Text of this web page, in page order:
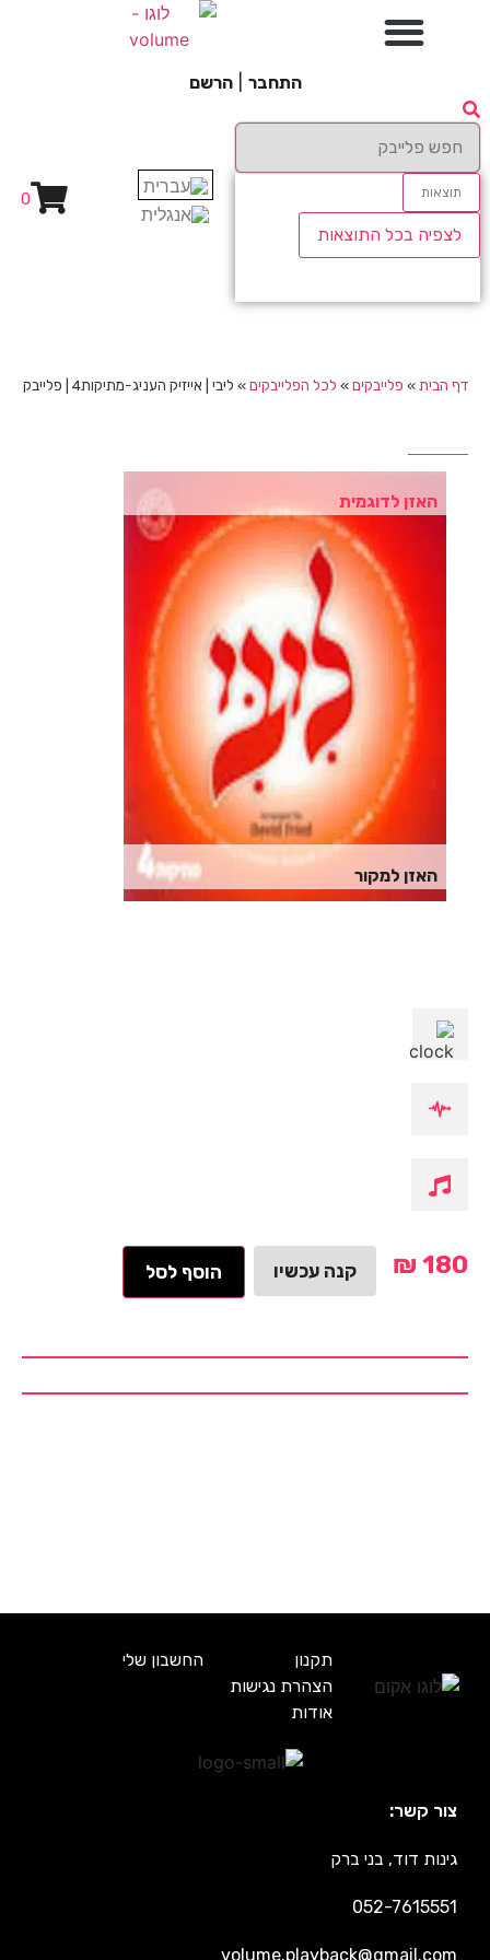
התחבר הרשם
תוצאות
לצפיה בכל התוצאות
0
דף הבית » פלייבקים» לכל הפלייבקים» ליבי | אייזיק העניג-מתיקות4 | פלייבק
האזן לדוגמית
האזן למקור
₪ 180 קנה עכשיו הוסף לסל
תקנון
החשבון שלי
הצהרת נגישות
אודות
צור קשר:
גינות דוד, בני ברק
052-7615551
volume.playback@gmail.com